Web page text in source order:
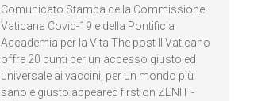
Comunicato Stampa della Commissione
Vaticana Covid-19 e della Pontificia
Accademia per la Vita The post Il Vaticano
offre 20 punti per un accesso giusto ed
universale ai vaccini, per un mondo più
sano e giusto appeared first on ZENIT -